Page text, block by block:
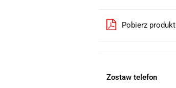
Pobierz
Zostaw telefon